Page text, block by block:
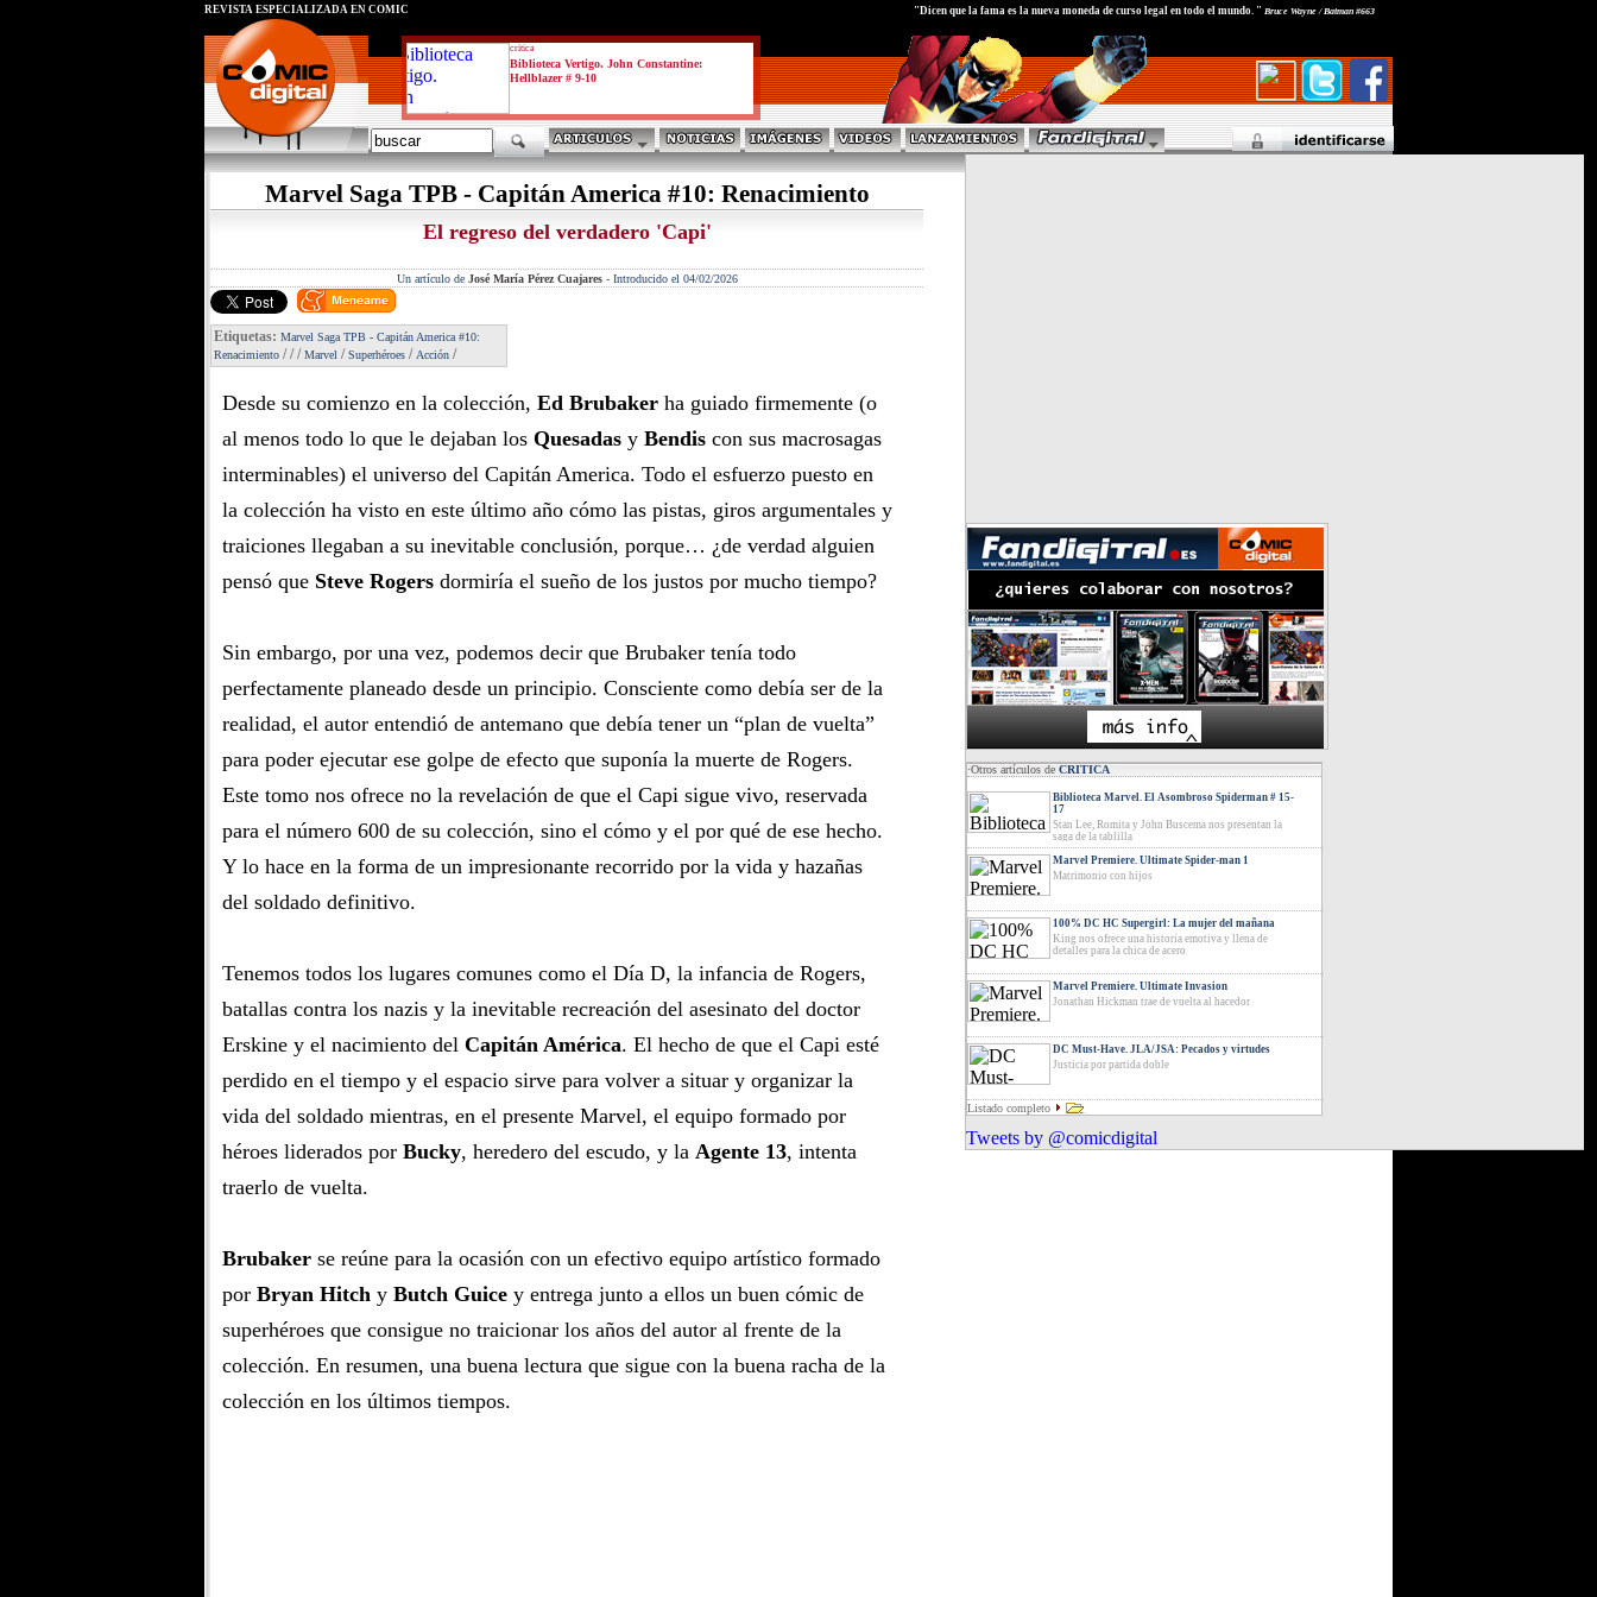
critica
Biblioteca Vertigo. John Constantine:
Hellblazer # 9-10
REVISTA ESPECIALIZADA EN CÓMIC "Dicen que la fama es la nueva moneda de curso legal en todo el mundo. " Bruce Wayne / Batman #663
Marvel Saga TPB - Capitán America #10: Renacimiento
El regreso del verdadero 'Capi'
Un artículo de José María Pérez Cuajares- Introducido el 04/02/2026
Etiquetas: Marvel Saga TPB - Capitán America #10:
Renacimiento ///Marvel /Superhéroes / Acción /
Desde su comienzo en la colección, Ed Brubaker ha guiado firmemente (o
al menos todo lo que le dejaban los Quesadas y Bendis con sus macrosagas
interminables) el universo del Capitán America. Todo el esfuerzo puesto en
la colección ha visto en este último año cómo las pistas, giros argumentales y
traiciones llegaban a su inevitable conclusión, porque… ¿de verdad alguien
pensó que Steve Rogers dormiría el sueño de los justos por mucho tiempo?
Sin embargo, por una vez, podemos decir que Brubaker tenía todo
perfectamente planeado desde un principio. Consciente como debía ser de la
realidad, el autor entendió de antemano que debía tener un “plan de vuelta”
para poder ejecutar ese golpe de efecto que suponía la muerte de Rogers.
Este tomo nos ofrece no la revelación de que el Capi sigue vivo, reservada
para el número 600 de su colección, sino el cómo y el por qué de ese hecho.
Y lo hace en la forma de un impresionante recorrido por la vida y hazañas
del soldado definitivo.
Tenemos todos los lugares comunes como el Día D, la infancia de Rogers,
batallas contra los nazis y la inevitable recreación del asesinato del doctor
Erskine y el nacimiento del Capitán América. El hecho de que el Capi esté
perdido en el tiempo y el espacio sirve para volver a situar y organizar la
vida del soldado mientras, en el presente Marvel, el equipo formado por
héroes liderados por Bucky, heredero del escudo, y la Agente 13, intenta
traerlo de vuelta.
Brubaker se reúne para la ocasión con un efectivo equipo artístico formado
por Bryan Hitch y Butch Guice y entrega junto a ellos un buen cómic de
superhéroes que consigue no traicionar los años del autor al frente de la
colección. En resumen, una buena lectura que sigue con la buena racha de la
colección en los últimos tiempos.
·Otros artículos deCRITICA
Biblioteca Marvel. El Asombroso Spiderman # 15-
17
Stan Lee, Romita y John Buscema nos presentan la
saga de la tablilla
Marvel Premiere. Ultimate Spider-man 1
Matrimonio con hijos
100% DC HC Supergirl: La mujer del mañana
King nos ofrece una historia emotiva y llena de
detalles para la chica de acero
Marvel Premiere. Ultimate Invasion
Jonathan Hickman trae de vuelta al hacedor
DC Must-Have. JLA/JSA: Pecados y virtudes
Justicia por partida doble
Listado completo
Tweets by @comicdigital